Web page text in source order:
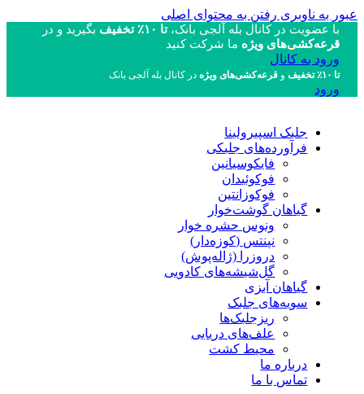
عبور به ناوبری رفتن به محتوای اصلی
با عضویت در کانال بله آلجی بانک، تا ۱۰٪ تخفیف
بگیرید و در
قرعه‌کشی‌های ویژه ما شرکت کنید
ورود به کانال
تا ۱۰٪ تخفیف و قرعه‌کشی‌های ویژهدر کانال بله آلجی بانک
ورود
جلبک اسپیرولینا
فرآورده‌های جلبکی
فایکوسیانین
فوکوئیدان
فوکوزانتین
گیاهان گوشت‌خوار
ونوس حشره خوار
نپنتس (کوزه‌دار)
دروزرا (ژاله‌پوش)
گل‌شیشه‌های کادویی
گیاهان آبزی
سویه‌های جلبک
ریزجلبک‌ها
علف‌های دریایی
محیط کشت
درباره ما
تماس با ما